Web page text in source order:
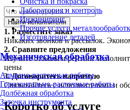
Лаборатория и контроль
Инжиниринг
Прочие услуги
Изготовление деталей
Механическая обработка
Алмазно-расточные работы
Горизонтально-расточные работы
Долбёжная обработка
Заточка инструмента
Найти исполнителя
1. Разместите заказ
Никаких звонков и рассылок.
2. Сравните предложения
Изучите отзывы и рейтинг
цены
3.Договоритесь напрямую
Связывайтесь с исполнителями и
Коротко об услуге